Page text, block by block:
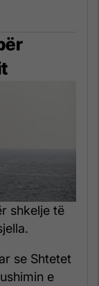
shkelje të
se Shtetet
e